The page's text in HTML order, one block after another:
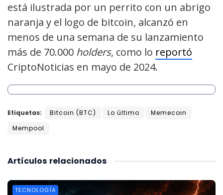
está ilustrada por un perrito con un abrigo
naranja y el logo de bitcoin, alcanzó en
menos de una semana de su lanzamiento
más de 70.000 holders, como lo reportó
CriptoNoticias en mayo de 2024.
Etiquetas: Bitcoin (BTC) Lo último
Memecoin
Mempool
relacionados
Artículos
TECNOLOGÍA